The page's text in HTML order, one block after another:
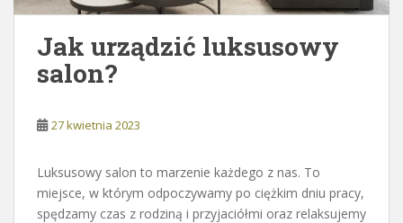
Jak urządzić luksusowy
salon?
27 kwietnia 2023
Luksusowy salon to marzenie każdego z nas. To
miejsce, w którym odpoczywamy po ciężkim dniu pracy,
spędzamy czas z rodziną i przyjaciółmi oraz relaksujemy